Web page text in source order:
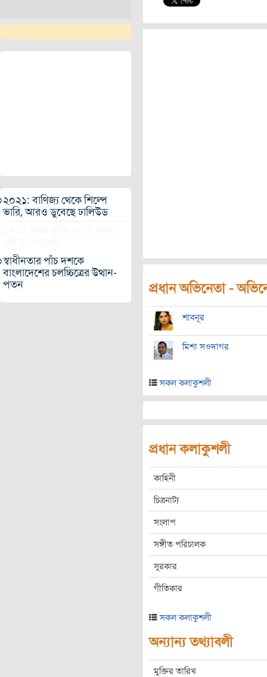
২০২১: বাণিজ্য থেকে শিল্পে
ভারি, আরও ডুবেছে ঢালিউড
স্বাধীনতার পাঁচ দশকে
বাংলাদেশের চলচ্চিত্রের উত্থান-
পতন
প্রধান অভিনেতা -
শাবনূর
মিশা সওদাগর
সকল কলাকুশলী
প্রধান কলাকুশলী
কাহিনী
চিত্রনাট্য
সংলাপ
সঙ্গীত পরিচালক
সুরকার
গীতিকার
সকল কলাকুশলী
অন্যান্য তথ্যাবলী
মুক্তির তারিখ